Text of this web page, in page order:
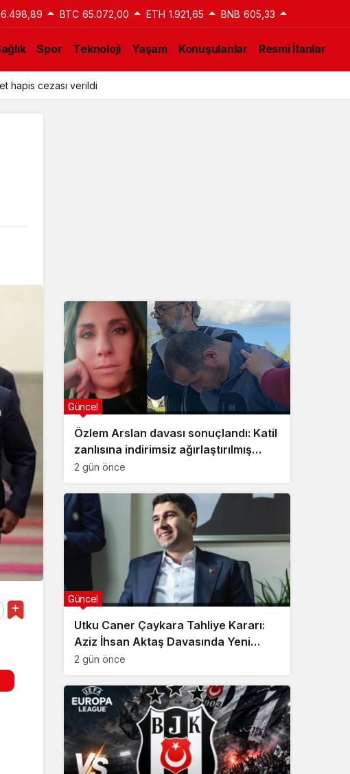
6.498,89 BTC 65.072,00 ETH 1.921,65 BNB 605,33
Spor Teknoloji Yaşam Konuşulanlar Resmi İlanlar
hapis cezası verildi
Özlem Arslan davası sonuçlandı: Katil
zanlısına indirimsiz ağırlaştırılmış
müebbet hapis cezası verildi
2 gün önce
Güncel
Utku Caner Çaykara Tahliye Kararı:
Aziz İhsan Aktaş Davasında Yeni
Gelişme
2 gün önce
Güncel